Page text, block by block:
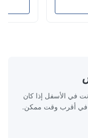
مم. تم تصميم
ممتازة بما في
الأسفل إذا كان
أقرب وقت ممكن.